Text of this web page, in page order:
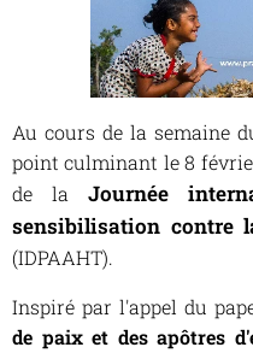
Au cours de la semaine
point culminant le 8
de la Journée
sensibilisation contre
(IDPAAHT).
Inspiré par l'appel du
de paix et des apôtres